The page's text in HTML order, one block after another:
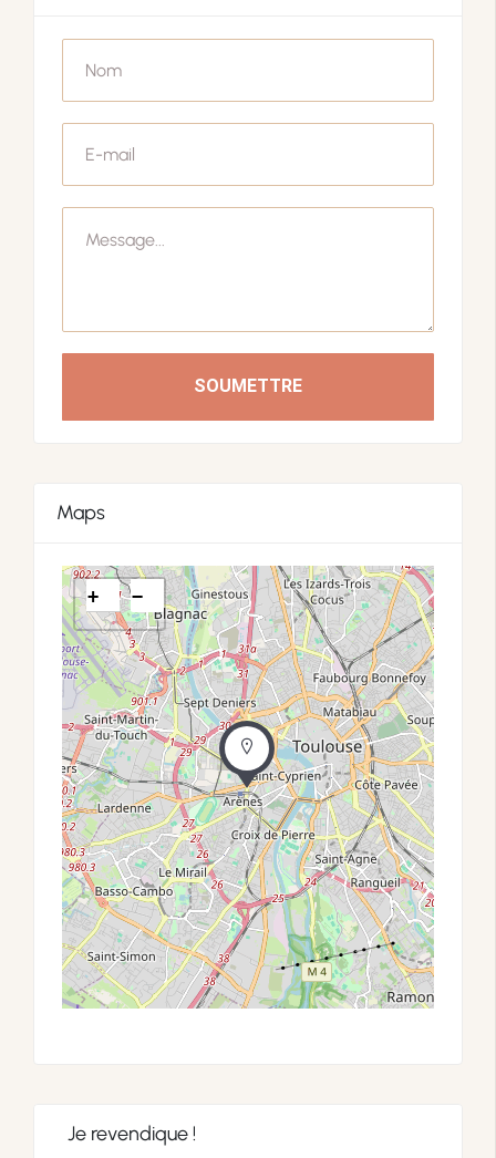
SOUMETTRE
Maps
+ −
Je revendique !